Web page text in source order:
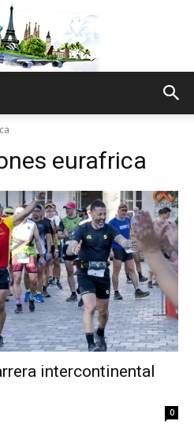
Thru
My
eurafrica
intercontinental
0